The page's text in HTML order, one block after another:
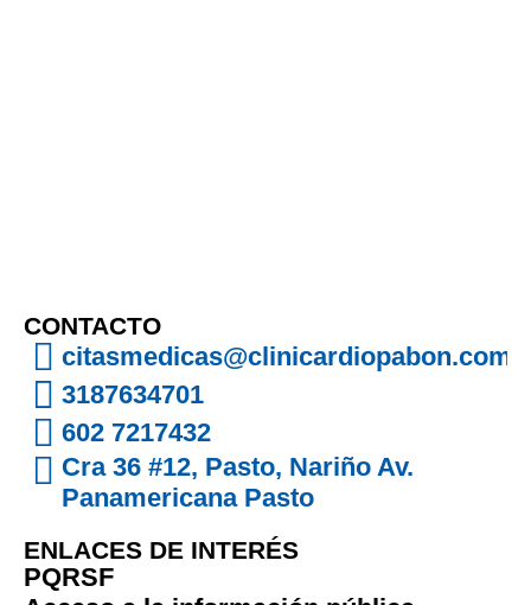
CONTACTO
citasmedicas@clinicardiopabon.com
3187634701
602 7217432
Cra 36 #12, Pasto, Nariño Av.
Panamericana Pasto
ENLACES DE INTERÉS
PQRSF